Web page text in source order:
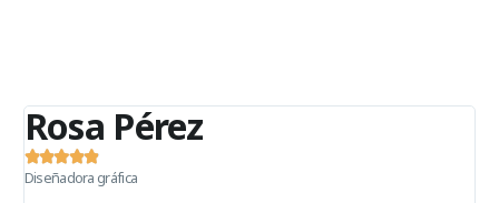
Rosa Pérez

Diseñadora gráfica